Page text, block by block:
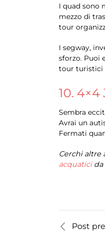
I quad sono
mezzo di
tour
I segway,
sforzo. Puoi
tour turistici
10. 4×4
Sembra
Avrai un
Fermati
Cerchi altre
acquaticida
Post